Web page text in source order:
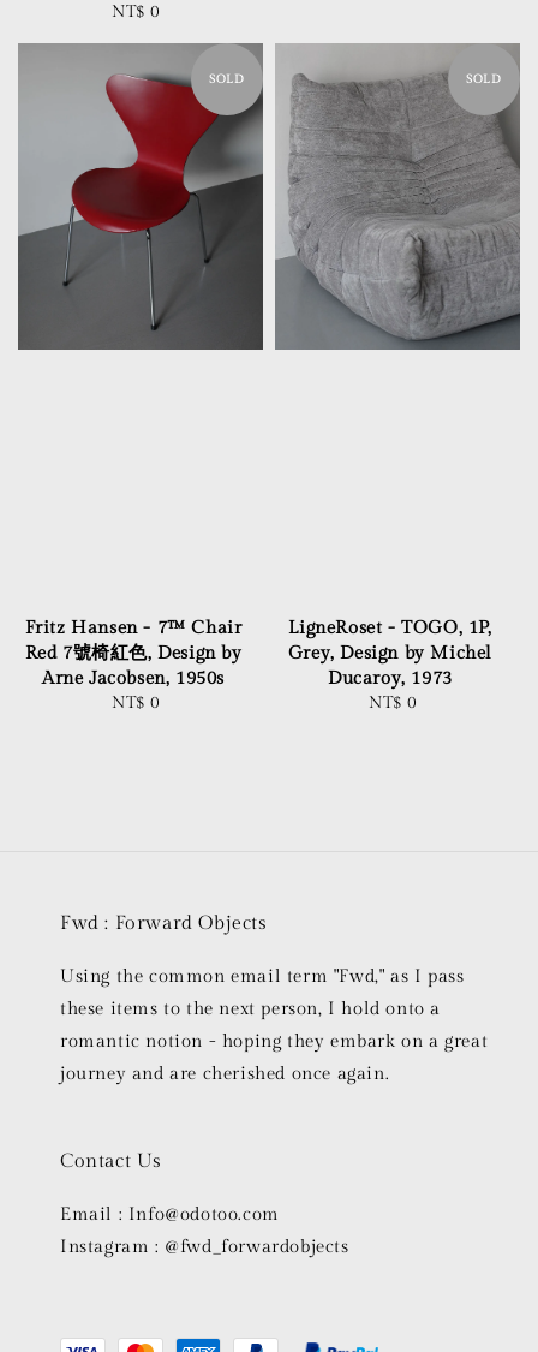
Regular
NT$ 0
SOLD
Fritz Hansen - 7™ Chair
Red 7號椅紅色, Design by
Arne Jacobsen, 1950s
Regular
NT$ 0
SOLD
LigneRoset - TOGO, 1P,
Grey, Design by Michel
Ducaroy, 1973
Regular
NT$ 0
Fwd : Forward Objects
Using the common email term "Fwd," as I pass
these items to the next person, I hold onto a
romantic notion - hoping they embark on a great
journey and are cherished once again.
Contact Us
Email : Info@odotoo.com
Instagram : @fwd_forwardobjects